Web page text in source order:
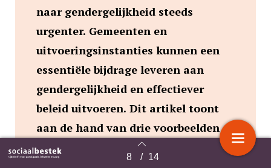
Terug naar overzicht 8 / 14
naar gendergelijkheid steeds
urgenter. Gemeenten en
uitvoeringsinstanties kunnen een
essentiële bijdrage leveren aan
gendergelijkheid en effectiever
beleid uitvoeren. Dit artikel toont
aan de hand van drie voorbeelden
hoe ze dat kunnen doen.